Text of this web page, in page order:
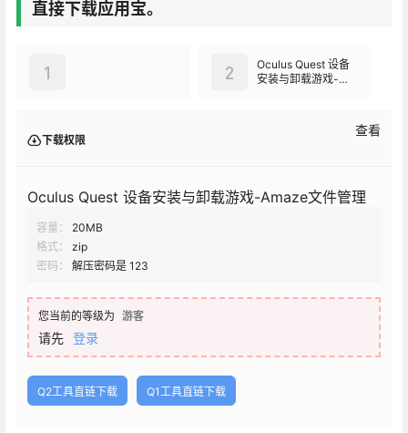
直接下载应用宝。
1
Oculus Quest 设备
安装与卸载游戏-
2
下载权限
查看
Oculus Quest 设备安装与卸载游戏-Amaze文件管理
容量：
20MB
格式：
zip
密码：
解压密码是 123
您当前的等级为 游客
请先 登录
Q2工具直链下载 Q1工具直链下载